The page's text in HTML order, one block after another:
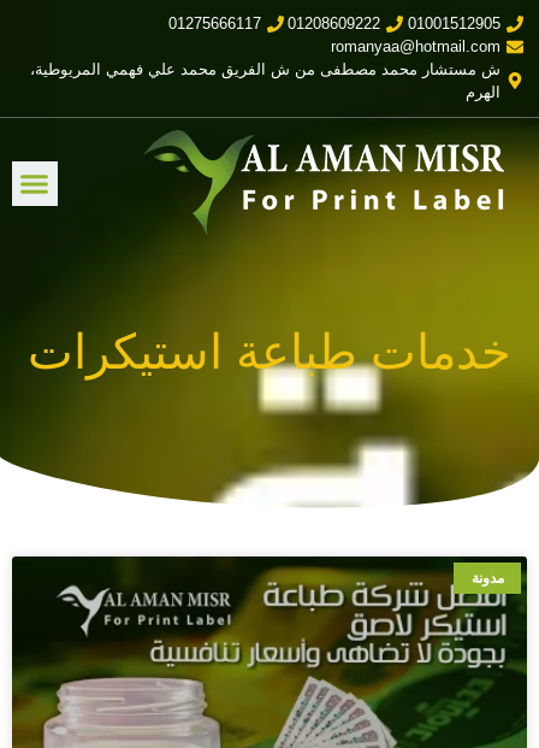
01001512905
01208609222
01275666117
romanyaa@hotmail.com
ش مستشار محمد مصطفى من ش الفريق محمد علي فهمي المريوطية،
الهرم
خدمات طباعة استيكرات
مدونة